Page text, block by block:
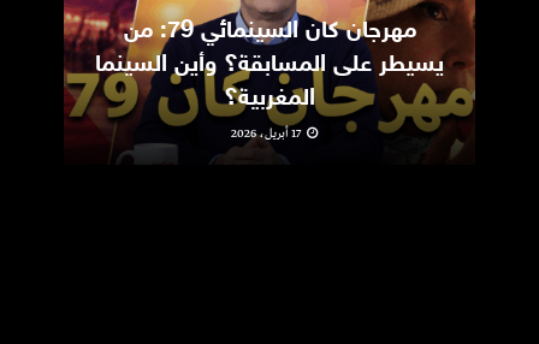
مهرجان كان السينمائي 79: من
يسيطر على المسابقة؟ وأين السينما
المغربية؟
17 أبريل، 2026